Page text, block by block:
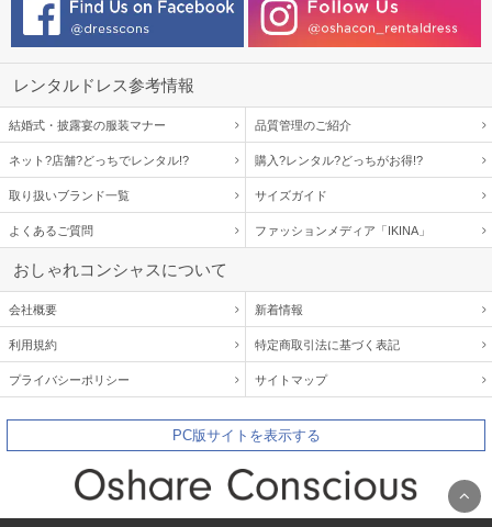
レンタルドレス参考情報
結婚式・披露宴の服装マナー 品質管理のご紹介
ネット?店舗?どっちでレンタル!? 購入?レンタル?どっちがお得!?
取り扱いブランド一覧 サイズガイド
よくあるご質問 ファッションメディア「IKINA」
おしゃれコンシャスについて
会社概要 新着情報
利用規約 特定商取引法に基づく表記
プライバシーポリシー サイトマップ
PC版サイトを表示する